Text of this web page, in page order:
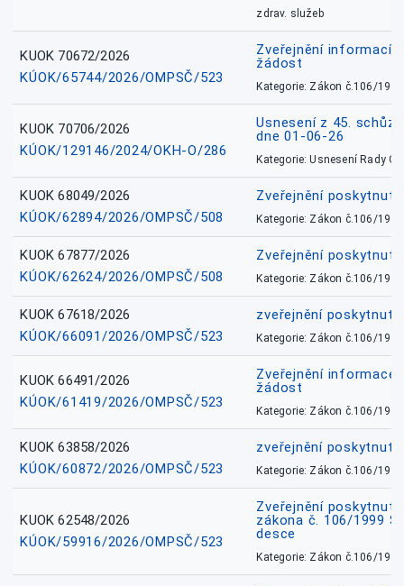
zdrav. služeb
KUOK 70672/2026
KÚOK/65744/2026/OMPSČ/523
Zveřejnění informací
žádost
Kategorie: Zákon č.106/1999
KUOK 70706/2026
KÚOK/129146/2024/OKH-O/286
Usnesení z 45.
dne 01-06-26
Kategorie: Usnesení Rady
KUOK 68049/2026
KÚOK/62894/2026/OMPSČ/508
Zveřejnění
Kategorie: Zákon č.106/1999
KUOK 67877/2026
KÚOK/62624/2026/OMPSČ/508
Zveřejnění
Kategorie: Zákon č.106/1999
KUOK 67618/2026
KÚOK/66091/2026/OMPSČ/523
zveřejnění
Kategorie: Zákon č.106/1999
KUOK 66491/2026
KÚOK/61419/2026/OMPSČ/523
Zveřejnění informace
žádost
Kategorie: Zákon č.106/1999
KUOK 63858/2026
KÚOK/60872/2026/OMPSČ/523
zveřejnění
Kategorie: Zákon č.106/1999
KUOK 62548/2026
KÚOK/59916/2026/OMPSČ/523
Zveřejnění
zákona č. 106/1999
desce
Kategorie: Zákon č.106/1999